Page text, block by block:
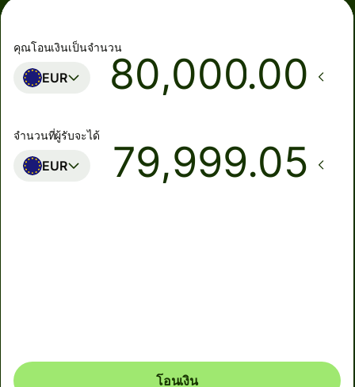
คุณโอนเงินเป็นจำนวน
EUR .00
จำนวนที่ผู้รับจะได้
EUR
โอนเงิน